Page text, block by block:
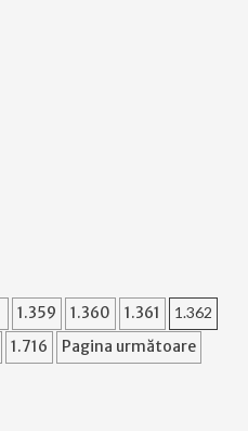
1.359 1.360 1.361 1.362
1.716 Pagina următoare